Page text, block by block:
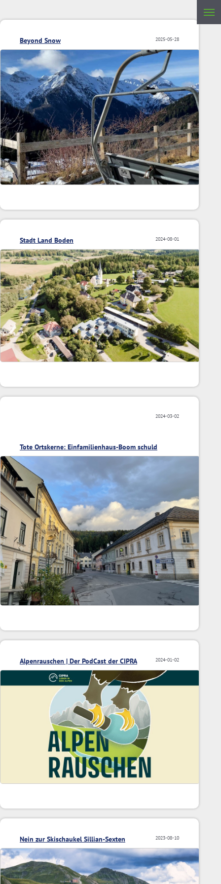
2025-05-28
Beyond Snow
2024-08-01
Stadt Land Boden
2024-03-02
Tote Ortskerne: Einfamilienhaus-Boom schuld
2024-01-02
Alpenrauschen | Der PodCast der CIPRA
2023-08-10
Nein zur Skischaukel Sillian-Sexten